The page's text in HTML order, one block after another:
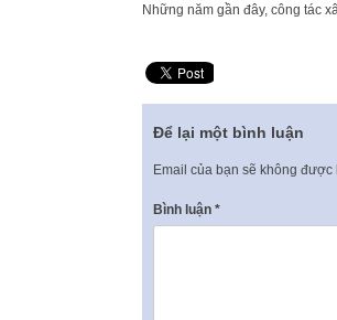
Những năm gần đây, công tác
Để lại một bình luận
Email của bạn sẽ không
Bình luận *